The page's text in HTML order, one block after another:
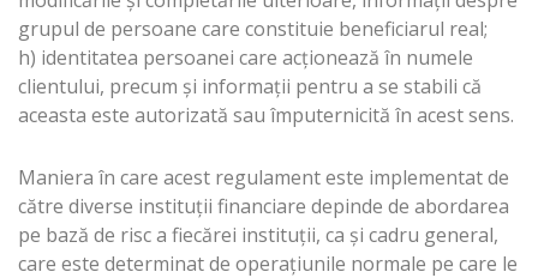
grupul de persoane care constituie beneficiarul real;
h) identitatea persoanei care acţionează în numele
clientului, precum şi informaţii pentru a se stabili că
aceasta este autorizată sau împuternicită în acest sens.
Maniera în care acest regulament este implementat de
către diverse instituţii financiare depinde de abordarea
pe bază de risc a fiecărei instituţii, ca şi cadru general,
care este determinat de operaţiunile normale pe care le